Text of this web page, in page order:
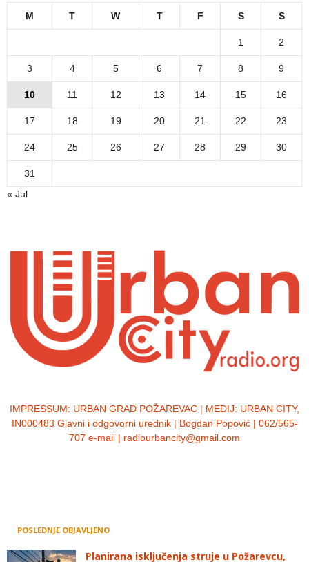
M T W T F S S
1 2
3 4 5 6 7 8 9
10 11 12 13 14 15 16
17 18 19 20 21 22 23
24 25 26 27 28 29 30
31
« Jul
IMPRESSUM: URBAN GRAD POŽAREVAC | MEDIJ: URBAN CITY,
IN000483 Glavni i odgovorni urednik | Bogdan Popović | 062/565-
707 e-mail | radiourbancity@gmail.com
POSLEDNJE OBJAVLJENO
Planirana isključenja struje u Požarevcu,